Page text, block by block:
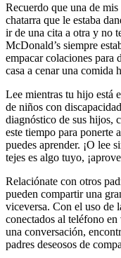
Recuerdo que una de
chatarra que le estaba
ir de una cita a otra y no
McDonald’s siempre
empacar colaciones para
casa a cenar una comida
Lee mientras tu hijo está
de niños con
diagnóstico de sus hijos,
este tiempo para ponerte
puedes aprender. ¡O lee
tejes es algo tuyo,
Relaciónate con otros
pueden compartir una
viceversa. Con el uso de
conectados al teléfono
una conversación,
padres deseosos de